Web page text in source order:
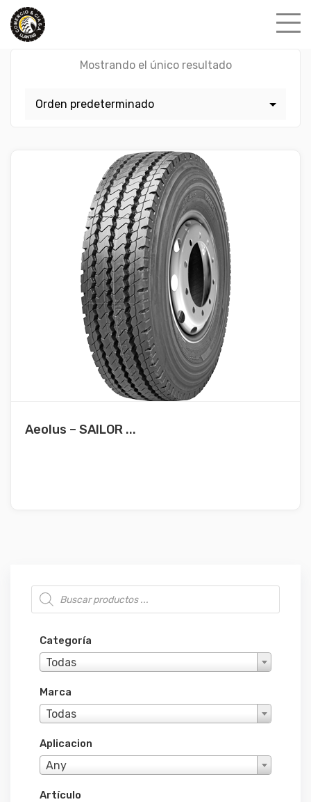
Skip
content
Mostrando el único resultado
Búsqueda de productos
Categoría
Todas
Marca
Todas
Aplicacion
Any
Artículo
Aeolus – SAILOR ...